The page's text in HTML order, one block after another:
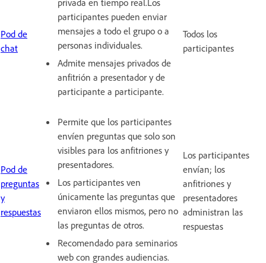
Pod de
chat
privada en tiempo real.Los
participantes pueden enviar
mensajes a todo el grupo o a
personas individuales.
Admite mensajes privados de
anfitrión a presentador y de
participante a participante.
Todos los
participantes
Pod de
preguntas
y
respuestas
Permite que los participantes
envíen preguntas que solo son
visibles para los anfitriones y
presentadores.
Los participantes ven
únicamente las preguntas que
enviaron ellos mismos, pero no
las preguntas de otros.
Recomendado para seminarios
web con grandes audiencias.
Los participantes
envían; los
anfitriones y
presentadores
administran las
respuestas